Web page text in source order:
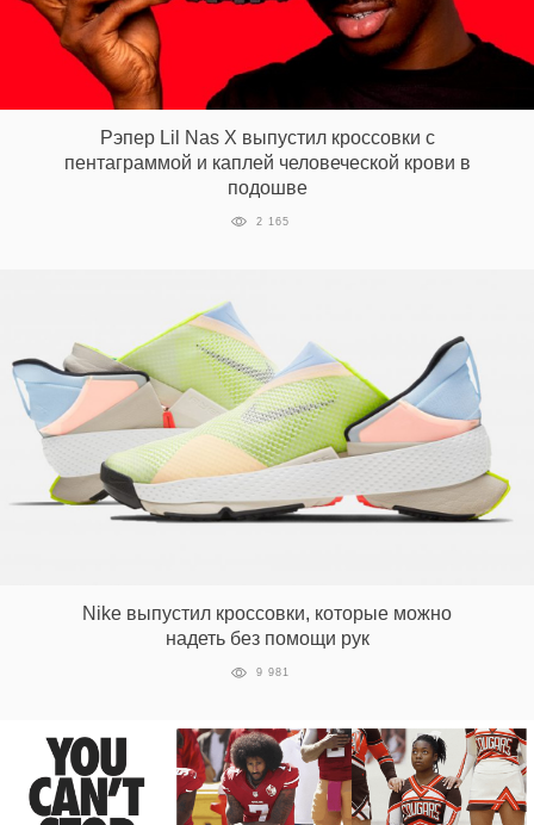
Рэпер Lil Nas X выпустил кроссовки с
пентаграммой и каплей человеческой крови в
подошве
2 165
Nike выпустил кроссовки, которые можно
надеть без помощи рук
9 981